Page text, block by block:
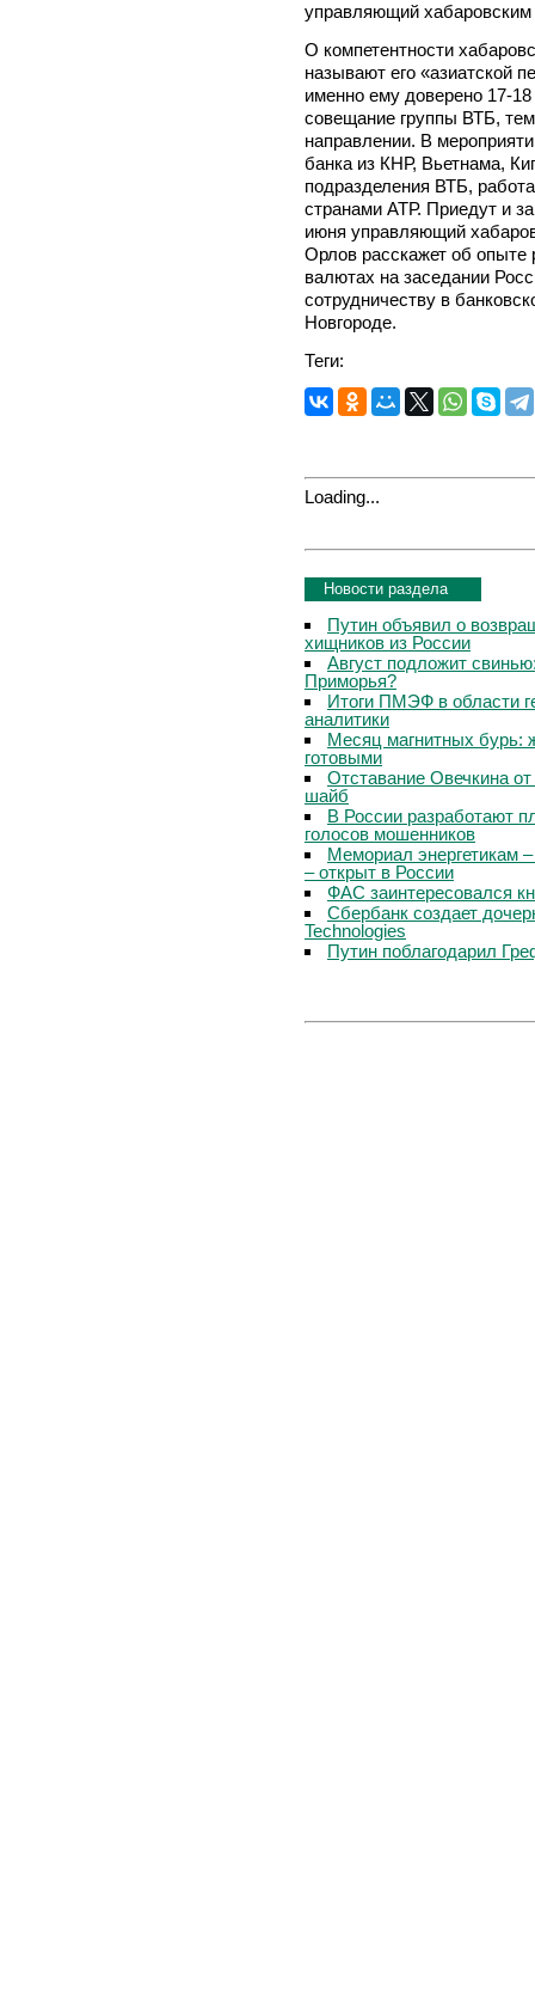
управляющий
О компетентности
называют его «азиатской
именно ему доверено 17-
совещание группы ВТБ,
направлении. В
банка из КНР, Вьетнама,
подразделения ВТБ,
странами АТР. Приедут и
июня управляющий
Орлов расскажет об опыте
валютах на заседании
сотрудничеству в
Новгороде.
Теги:
Loading...
Новости раздела
Путин объявил о
хищников из России
Август подложит
Приморья?
Итоги ПМЭФ в области
аналитики
Месяц магнитных бурь:
готовыми
Отставание Овечкина
шайб
В России разработают
голосов мошенников
Мемориал энергетикам
– открыт в России
ФАС заинтересовался
Сбербанк создает
Technologies
Путин поблагодарил